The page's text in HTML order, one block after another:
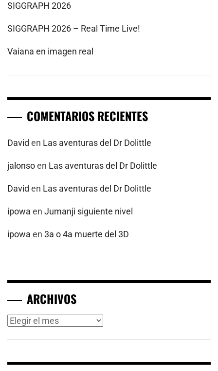
SIGGRAPH 2026
SIGGRAPH 2026 – Real Time Live!
Vaiana en imagen real
COMENTARIOS RECIENTES
David en Las aventuras del Dr Dolittle
jalonsoen Las aventuras del Dr Dolittle
David en Las aventuras del Dr Dolittle
ipowa en Jumanji siguiente nivel
ipowa en 3a o 4a muerte del 3D
ARCHIVOS
Archivos